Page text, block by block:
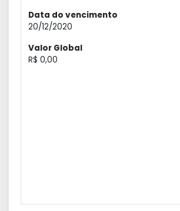
Data do vencimento
20/12/2020
Valor Global
R$ 0,00